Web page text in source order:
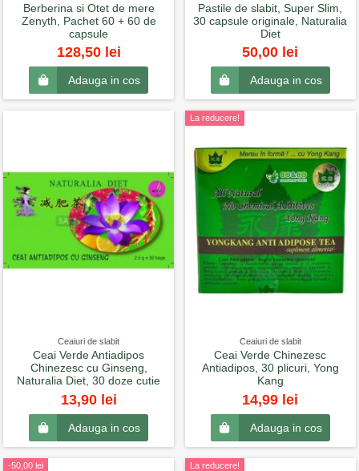
Berberina si Otet de mere
Zenyth, Pachet 60 + 60 de
capsule
128,50 lei
Adauga in cos
Pastile de slabit, Super Slim,
30 capsule originale, Naturalia
Diet
50,00 lei
Adauga in cos
Ceaiuri de slabit
Ceai Verde Antiadipos
Chinezesc cu Ginseng,
Naturalia Diet, 30 doze cutie
13,90 lei
Adauga in cos
La reducere!
Ceaiuri de slabit
Ceai Verde Chinezesc
Antiadipos, 30 plicuri, Yong
Kang
14,99 lei
Adauga in cos
-50,00 lei
La reducere!